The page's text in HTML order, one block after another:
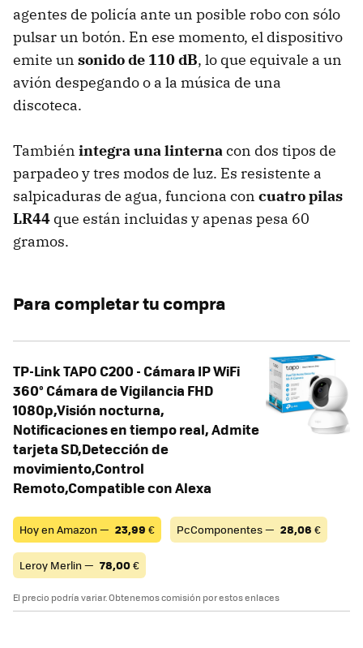
agentes de policía ante un posible robo con sólo
pulsar un botón. En ese momento, el dispositivo
emite un sonido de 110 dB, lo que equivale a un
avión despegando o a la música de una
discoteca.
También integra una linternacon dos tipos de
parpadeo y tres modos de luz. Es resistente a
salpicaduras de agua, funciona con cuatro pilas
LR44 que están incluidas y apenas pesa 60
gramos.
Para completar tu compra
TP-Link TAPO C200 - Cámara IP WiFi
360° Cámara de Vigilancia FHD
1080p,Visión nocturna,
Notificaciones en tiempo real, Admite
tarjeta SD,Detección de
movimiento,Control
Remoto,Compatible con Alexa
Hoy en Amazon — 23,99 € PcComponentes — 28,06 €
Leroy Merlin — 78,00€
El precio podría variar. Obtenemos comisión por estos enlaces